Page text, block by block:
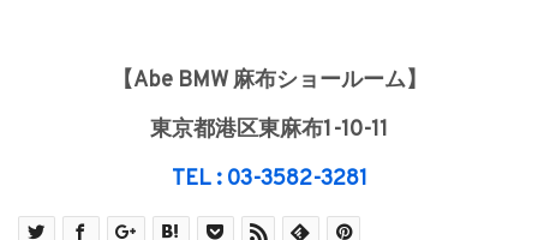
【Abe BMW 麻布ショールーム】
東京都港区東麻布1-10-11
TEL : 03-3582-3281